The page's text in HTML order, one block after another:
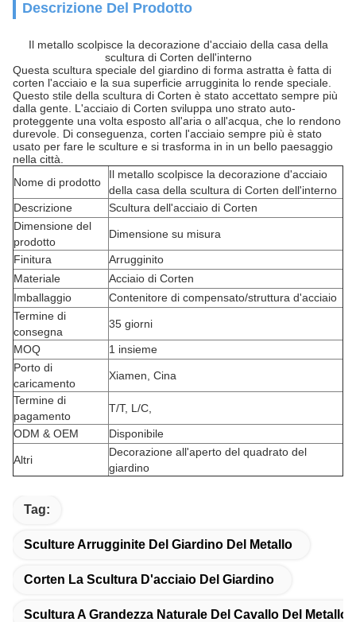
Descrizione Del Prodotto
Il metallo scolpisce la decorazione d'acciaio della casa della
scultura di Corten dell'interno
Questa scultura speciale del giardino di forma astratta è fatta di
corten l'acciaio e la sua superficie arrugginita lo rende speciale.
Questo stile della scultura di Corten è stato accettato sempre più
dalla gente. L'acciaio di Corten sviluppa uno strato auto-
proteggente una volta esposto all'aria o all'acqua, che lo rendono
durevole. Di conseguenza, corten l'acciaio sempre più è stato
usato per fare le sculture e si trasforma in in un bello paesaggio
nella città.
Nome di prodotto
Il metallo scolpisce la decorazione d'acciaio
della casa della scultura di Corten dell'interno
Descrizione
Scultura dell'acciaio di Corten
Dimensione del
prodotto
Dimensione su misura
Finitura
Arrugginito
Materiale
Acciaio di Corten
Imballaggio
Contenitore di compensato/struttura d'acciaio
Termine di
consegna
35 giorni
MOQ
1 insieme
Porto di
caricamento
Xiamen, Cina
Termine di
pagamento
T/T, L/C,
ODM & OEM
Disponibile
Altri
Decorazione all'aperto del quadrato del
giardino
Tag:
Sculture Arrugginite Del Giardino Del Metallo
Corten La Scultura D'acciaio Del Giardino
Scultura A Grandezza Naturale Del Cavallo Del Metallo